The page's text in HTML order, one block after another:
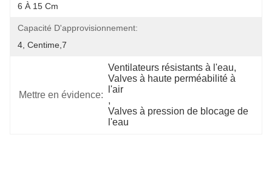
6 À 15 Cm
Capacité D'approvisionnement:
4, Centime,7
Mettre en évidence:
Ventilateurs résistants à l'eau,
Valves à haute perméabilité à
l'air
,
Valves à pression de blocage de
l'eau